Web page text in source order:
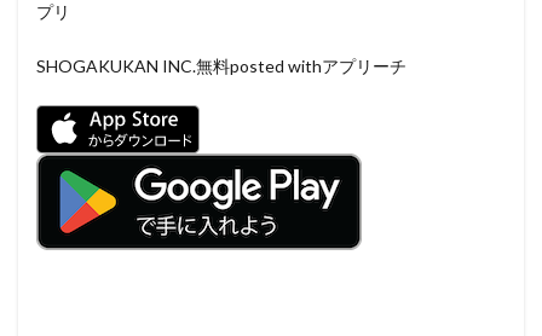
プリ
SHOGAKUKAN INC.無料posted withアプリーチ